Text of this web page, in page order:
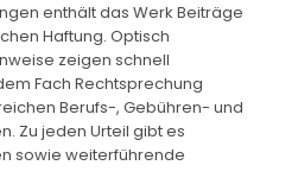
enthält das Werk Beiträge
Haftung. Optisch
zeigen schnell
Fach Rechtsprechung
Berufs-, Gebühren- und
Zu jeden Urteil gibt es
sowie weiterführende